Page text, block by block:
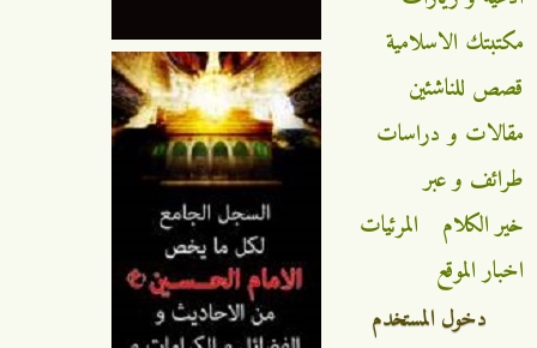
مكتبتك الاسلامية
قصص للناشئين
مقالات و دراسات
طرائف و عبر
خير الكلام
المرئيات
اخبار الموقع
دخول المستخدم